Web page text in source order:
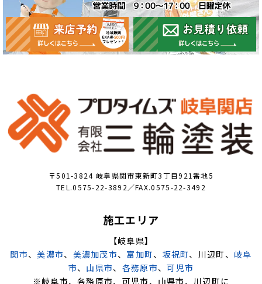
〒501-3824 岐阜県関市東新町3丁目921番地5
TEL.0575-22-3892／FAX.0575-22-3492
施工エリア
【岐阜県】
関市、美濃市、 美濃加茂市、 富加町、 坂祝町、川辺町、 岐阜
市、 山県市、 各務原市、可児市
※岐阜市、各務原市、可児市、山県市、川辺町に